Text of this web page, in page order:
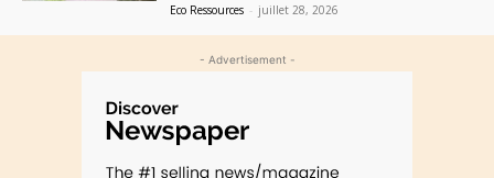
Eco Ressources - juillet 28, 2026
- Advertisement -